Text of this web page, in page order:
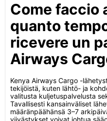
Come faccio
quanto
ricevere un
Airways
Kenya Airways Cargo -
tekijöistä, kuten lähtö- ja
valitusta kuljetuspalvelusta
Tavallisesti kansainväliset
määränpäähänsä 3–7
viivästykset voivat johtua